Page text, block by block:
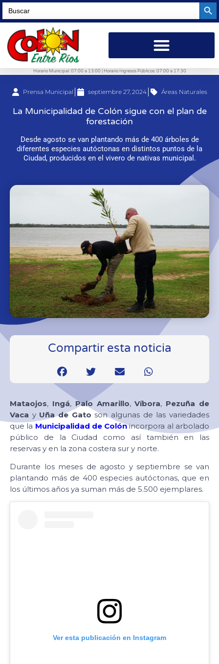
Search
for:
Horario Municipal: 07:00 a 13:00 | Horario Ingresos Públicos: 07:00 a 17:30
Prensa Municipal septiembre 27, 2024 Áreas Naturales
La Municipalidad de Colón sigue con el plan de
forestación
Desde agosto se van plantando más de 400 árboles de
diferentes especies autóctonas en distintos puntos de la
Ciudad, producidos en el vivero de nativas municipal.
Compartir esta noticia
Mataojos, Ingá, Palo Amarillo,Víbora, Pezuña de
Vaca y Uña de Gato son algunas de las variedades
que la Municipalidad de Colónincorpora al arbolado
público de la Ciudad como así también en las
reservas y en la zona costera sur y norte.
Durante los meses de agosto y septiembre se van
plantando más de 400 especies autóctonas, que en
los últimos años ya suman más de 5.500 ejemplares.
Ver esta publicación en Instagram